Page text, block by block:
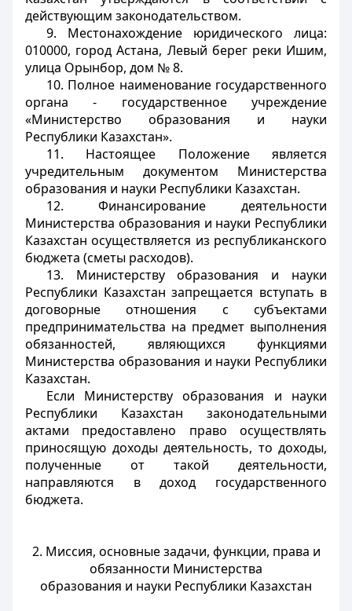
действующим законодательством.
9. Местонахождение юридического лица:
010000, город Астана, Левый берег реки Ишим,
улица Орынбор, дом № 8.
10. Полное наименование государственного
органа - государственное учреждение
«Министерство образования и науки
Республики Казахстан».
11. Настоящее Положение является
учредительным документом Министерства
образования и науки Республики Казахстан.
12. Финансирование деятельности
Министерства образования и науки Республики
Казахстан осуществляется из республиканского
бюджета (сметы расходов).
13. Министерству образования и науки
Республики Казахстан запрещается вступать в
договорные отношения с субъектами
предпринимательства на предмет выполнения
обязанностей, являющихся функциями
Министерства образования и науки Республики
Казахстан.
Если Министерству образования и науки
Республики Казахстан законодательными
актами предоставлено право осуществлять
приносящую доходы деятельность, то доходы,
полученные от такой деятельности,
направляются в доход государственного
бюджета.
2. Миссия, основные задачи, функции, права и
обязанности Министерства
образования и науки Республики Казахстан